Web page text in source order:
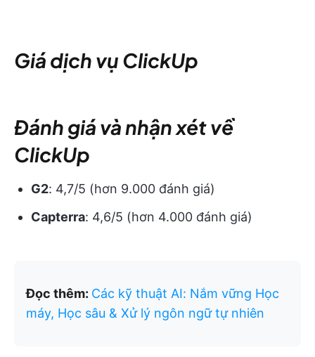
Giá dịch vụ ClickUp
Đánh giá và nhận xét về
ClickUp
G2: 4,7/5 (hơn 9.000 đánh giá)
Capterra: 4,6/5 (hơn 4.000 đánh giá)
Đọc thêm: Các kỹ thuật AI: Nắm vững Học
máy, Học sâu & Xử lý ngôn ngữ tự nhiên